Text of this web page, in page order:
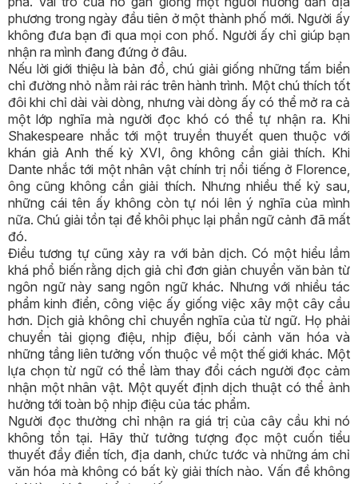
phương trong ngày đầu tiên ở một thành phố mới. Người ấy
không đưa bạn đi qua mọi con phố. Người ấy chỉ giúp bạn
nhận ra mình đang đứng ở đâu.
Nếu lời giới thiệu là bản đồ, chú giải giống những tấm biển
chỉ đường nhỏ nằm rải rác trên hành trình. Một chú thích tốt
đôi khi chỉ dài vài dòng, nhưng vài dòng ấy có thể mở ra cả
một lớp nghĩa mà người đọc khó có thể tự nhận ra. Khi
Shakespeare nhắc tới một truyền thuyết quen thuộc với
khán giả Anh thế kỷ XVI, ông không cần giải thích. Khi
Dante nhắc tới một nhân vật chính trị nổi tiếng ở Florence,
ông cũng không cần giải thích. Nhưng nhiều thế kỷ sau,
những cái tên ấy không còn tự nói lên ý nghĩa của mình
nữa. Chú giải tồn tại để khôi phục lại phần ngữ cảnh đã mất
đó.
Điều tương tự cũng xảy ra với bản dịch. Có một hiểu lầm
khá phổ biến rằng dịch giả chỉ đơn giản chuyển văn bản từ
ngôn ngữ này sang ngôn ngữ khác. Nhưng với nhiều tác
phẩm kinh điển, công việc ấy giống việc xây một cây cầu
hơn. Dịch giả không chỉ chuyển nghĩa của từ ngữ. Họ phải
chuyển tải giọng điệu, nhịp điệu, bối cảnh văn hóa và
những tầng liên tưởng vốn thuộc về một thế giới khác. Một
lựa chọn từ ngữ có thể làm thay đổi cách người đọc cảm
nhận một nhân vật. Một quyết định dịch thuật có thể ảnh
hưởng tới toàn bộ nhịp điệu của tác phẩm.
Người đọc thường chỉ nhận ra giá trị của cây cầu khi nó
không tồn tại. Hãy thử tưởng tượng đọc một cuốn tiểu
thuyết đầy điển tích, địa danh, chức tước và những ám chỉ
văn hóa mà không có bất kỳ giải thích nào. Vấn đề không